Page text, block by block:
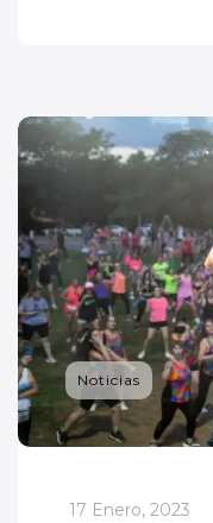
Noticias
_
17 Enero, 2023